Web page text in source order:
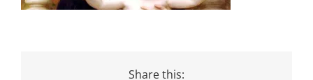
Share this: